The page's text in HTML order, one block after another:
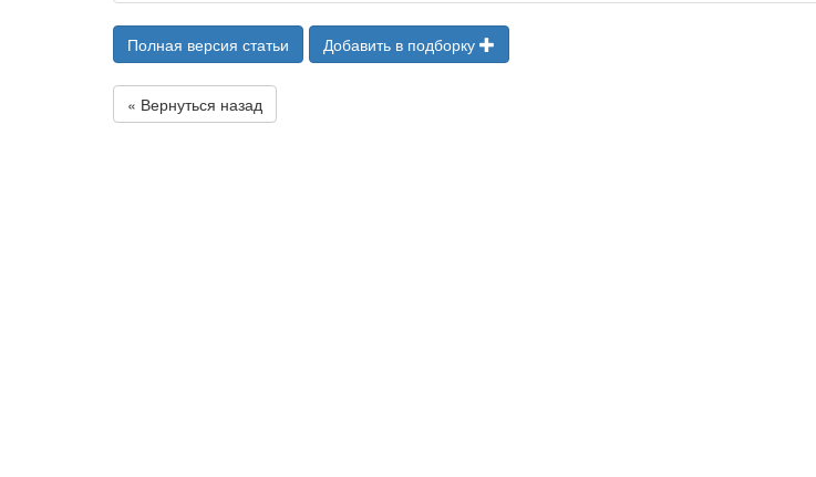
Полная версия статьи Добавить в подборку
« Вернуться назад